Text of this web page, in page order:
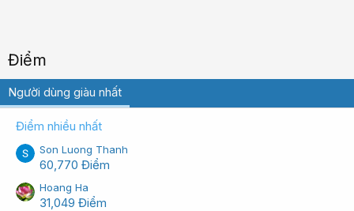
Điểm
Người dùng giàu nhất
Điểm nhiều nhất
Son Luong Thanh
60,770 Điểm
Hoang Ha
31,049 Điểm